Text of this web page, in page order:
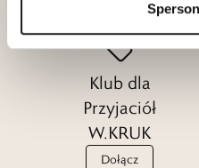
Klub dla
Przyjaciół
W.KRUK
Dołącz